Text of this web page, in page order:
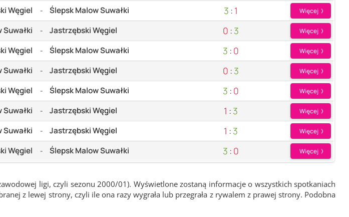
Węgiel - Ślepsk Malow Suwałki 3 : 1 Więcej
Suwałki - Jastrzębski Węgiel 0 : 3 Więcej
Węgiel - Ślepsk Malow Suwałki 3 : 0 Więcej
Suwałki - Jastrzębski Węgiel 0 : 3 Więcej
Węgiel - Ślepsk Malow Suwałki 3 : 0 Więcej
Suwałki - Jastrzębski Węgiel 1 : 3 Więcej
Suwałki - Jastrzębski Węgiel 1 : 3 Więcej
Węgiel - Ślepsk Malow Suwałki 3 : 0 Więcej
ligi, czyli sezonu 2000/01). Wyświetlone zostaną informacje o wszystkich spotkaniach
z lewej strony, czyli ile ona razy wygrała lub przegrała z rywalem z prawej strony. Podobna